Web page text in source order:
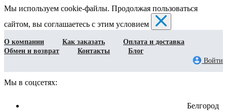
Мы используем cookie-файлы. Продолжая пользоваться
сайтом, вы соглашаетесь с этим условием
О компании Как заказать
Оплата и доставка
Обмен и возврат
Контакты
Блог
Войти
Мы в соцсетях:
Белгород